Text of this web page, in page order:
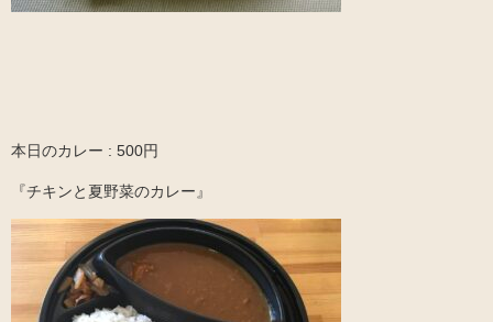
本日のカレー : 500円
『チキンと夏野菜のカレー』